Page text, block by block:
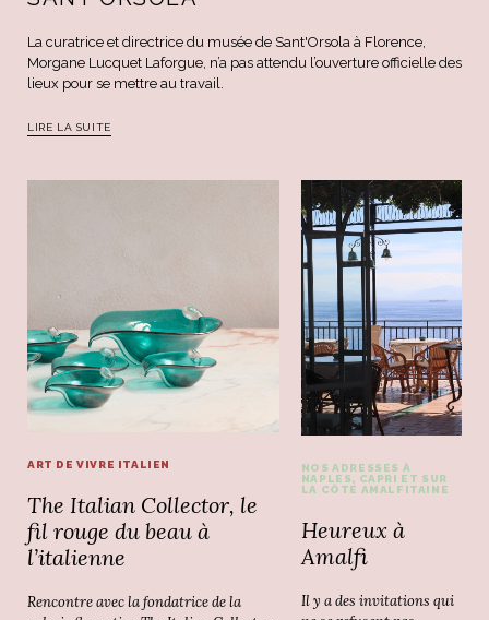
La curatrice et directrice du musée de Sant'Orsola à Florence,
Morgane Lucquet Laforgue, n’a pas attendu l’ouverture officielle des
lieux pour se mettre au travail.
LIRE LA SUITE
ART DE VIVRE ITALIEN
The Italian Collector, le
fil rouge du beau à
l’italienne
Rencontre avec la fondatrice de la
NOS ADRESSES À
NAPLES, CAPRI ET SUR
LA CÔTE AMALFITAINE
Heureux à
Amalfi
Il y a des invitations qui